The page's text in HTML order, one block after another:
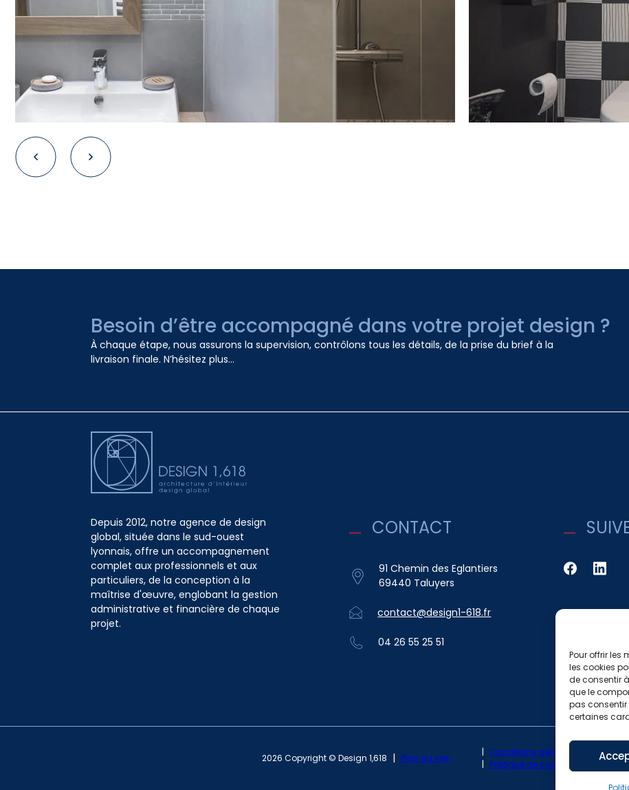
Pour offrir les
les cookies
de consentir
que le
pas consentir
certaines
Besoin d’être accompagné dans votre projet design ?
À chaque étape, nous assurons la supervision, contrôlons tous les détails, de la prise du brief à la
livraison finale. N’hésitez plus...
Depuis 2012, notre agence de design
global, située dans le sud-ouest
lyonnais, offre un accompagnement
complet aux professionnels et aux
particuliers, de la conception à la
maîtrise d'œuvre, englobant la gestion
administrative et financière de chaque
projet.
CONTACT
91 Chemin des Eglantiers
69440 Taluyers
contact@design1-618.fr
04 26 55 25 51
2026 Copyright © Design 1,618 Plan du site
Conditions générales de
Politique de cookies (UE)